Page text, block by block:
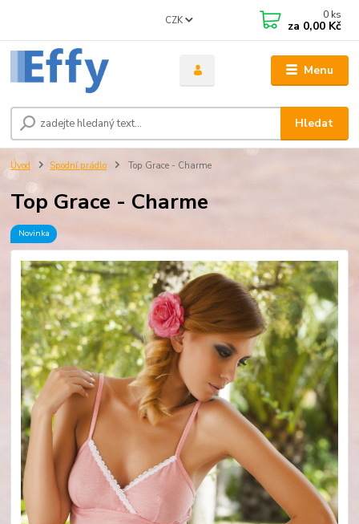
Menu
CZK
Hledat
0 ks
za 0,00 Kč
Úvod Spodní prádlo Top Grace - Charme
Top Grace - Charme
Novinka